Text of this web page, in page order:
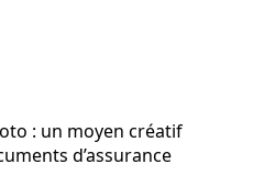
: un moyen créatif
d’assurance